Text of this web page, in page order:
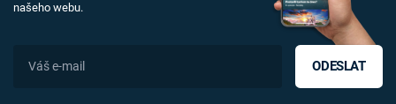
našeho webu.
ODESLAT